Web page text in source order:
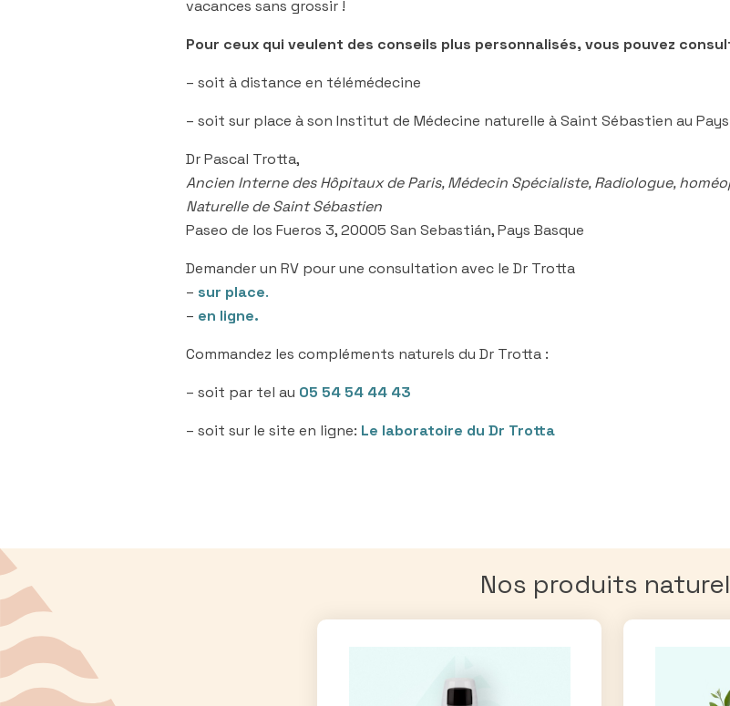
vacances sans grossir !
Pour ceux qui veulent des conseils plus personnalisés, vous pouvez
– soit à distance en télémédecine
– soit sur place à son Institut de Médecine naturelle à Saint Sébastien au Pays
Dr Pascal Trotta,
Ancien Interne des Hôpitaux de Paris, Médecin Spécialiste, Radiologue,
Naturelle de Saint Sébastien
Paseo de los Fueros 3, 20005 San Sebastián, Pays Basque
Demander un RV pour une consultation avec le Dr Trotta
– sur place.
– en ligne.
Commandez les compléments naturels du Dr Trotta :
– soit par tel au 05 54 54 44 43
– soit sur le site en ligne: Le laboratoire du Dr Trotta
Nos produits